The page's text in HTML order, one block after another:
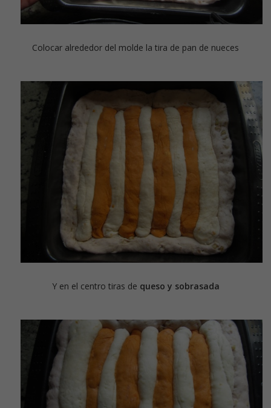
Colocar alrededor del molde la tira de pan de nueces
Y en el centro tiras de queso y sobrasada